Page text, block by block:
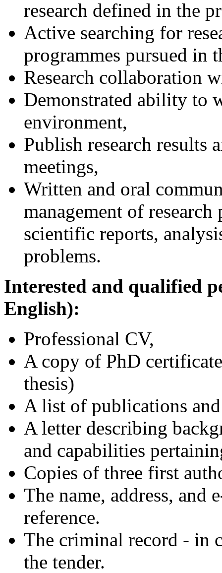
research defined in the
Active searching for
programmes pursued in
Research collaboration
Demonstrated ability to
environment,
Publish research results
meetings,
Written and oral
management of research
scientific reports,
problems.
Interested and qualified
English):
Professional CV,
A copy of PhD
thesis)
A list of publications
A letter describing
and capabilities
Copies of three first
The name, address, and
reference.
The criminal record - in
the tender.